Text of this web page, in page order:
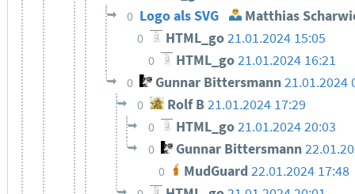
0 Logo als SVG Matthias
0 HTML_go21.01.2024 15:05
0 HTML_go21.01.2024 16:21
0 Gunnar Bittersmann21.01.2024
0 Rolf B21.01.2024 17:29
0 HTML_go21.01.2024 20:03
0 Gunnar Bittersmann
0 MudGuard 22.01.2024 17:48